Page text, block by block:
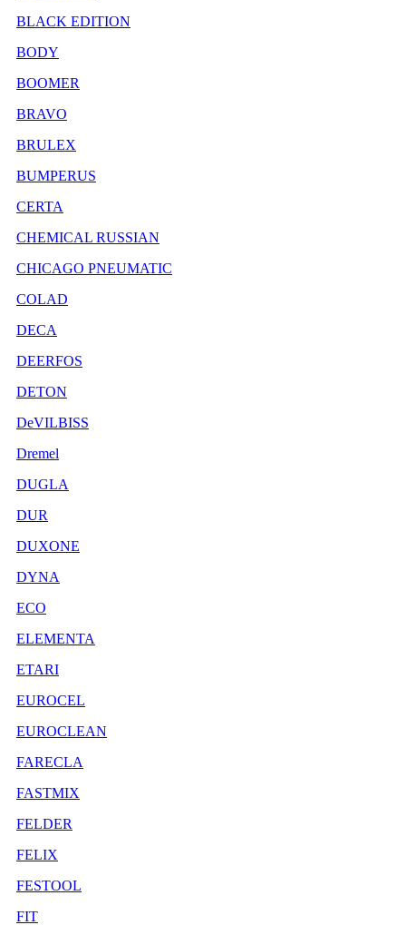
BLACK EDITION
BODY
BOOMER
BRAVO
BRULEX
BUMPERUS
CERTA
CHEMICAL RUSSIAN
CHICAGO PNEUMATIC
COLAD
DECA
DEERFOS
DETON
DeVILBISS
Dremel
DUGLA
DUR
DUXONE
DYNA
ECO
ELEMENTA
ETARI
EUROCEL
EUROCLEAN
FARECLA
FASTMIX
FELDER
FELIX
FESTOOL
FIT